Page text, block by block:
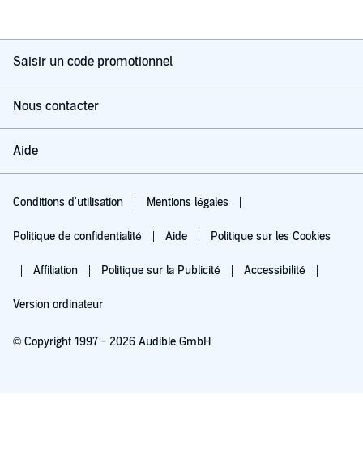
Saisir un code promotionnel
Nous contacter
Aide
Conditions d'utilisation Mentions légales
Politique de confidentialité Aide Politique sur les Cookies
Affiliation Politique sur la Publicité Accessibilité
Version ordinateur
© Copyright 1997 - 2026 Audible GmbH